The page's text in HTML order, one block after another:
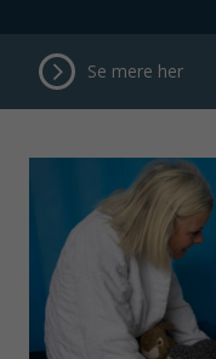
Se mere her